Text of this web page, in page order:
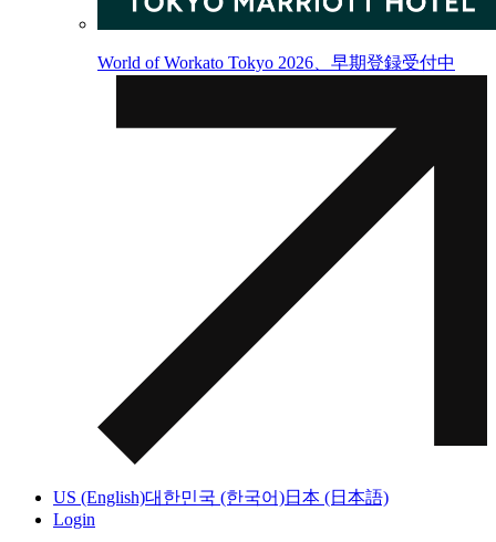
World of Workato Tokyo 2026、早期登録受付中
US (English)대한민국 (한국어)日本 (日本語)
Login